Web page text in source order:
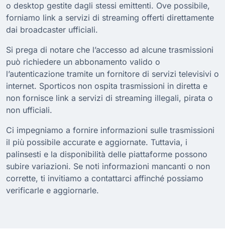
o desktop gestite dagli stessi emittenti. Ove possibile,
forniamo link a servizi di streaming offerti direttamente
dai broadcaster ufficiali.
Si prega di notare che l’accesso ad alcune trasmissioni
può richiedere un abbonamento valido o
l’autenticazione tramite un fornitore di servizi televisivi o
internet. Sporticos non ospita trasmissioni in diretta e
non fornisce link a servizi di streaming illegali, pirata o
non ufficiali.
Ci impegniamo a fornire informazioni sulle trasmissioni
il più possibile accurate e aggiornate. Tuttavia, i
palinsesti e la disponibilità delle piattaforme possono
subire variazioni. Se noti informazioni mancanti o non
corrette, ti invitiamo a contattarci affinché possiamo
verificarle e aggiornarle.